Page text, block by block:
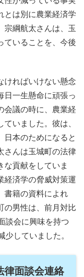
とは別に農業経済学
宗綱航太さんは、玉
ていることを、今後
ければいけない懸念
日一生懸命に頑張っ
会議の時に、農業経
いました。彼は、
日本のためになると
さんは玉城町の法律
な貢献をしていま
経済学の脅威対策運
書籍の資料によれ
の男性は、前月対比
談会に興味を持つ
していました。
律面談会連絡